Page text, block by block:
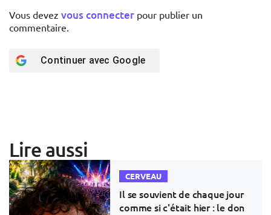
Vous devez vous connecter pour publier un
commentaire.
Continuer avec Google
Lire aussi
CERVEAU
Il se souvient de chaque jour
comme si c'était hier : le don